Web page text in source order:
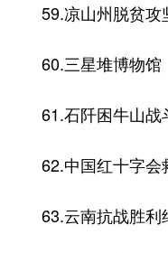
59.凉山州脱贫攻
60.三星堆博物馆
61.石阡困牛山战
62.中国红十字会
63.云南抗战胜利